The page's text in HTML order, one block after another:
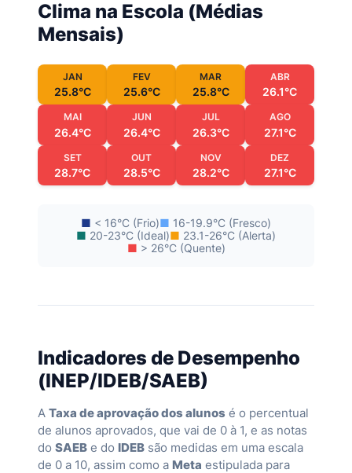
Clima na Escola (Médias
Mensais)
JAN
25.8°C
FEV
25.6°C
MAR
25.8°C
ABR
26.1°C
MAI
26.4°C
JUN
26.4°C
JUL
26.3°C
AGO
27.1°C
SET
28.7°C
OUT
28.5°C
NOV
28.2°C
DEZ
27.1°C
■ < 16°C (Frio)■ 16-19.9°C (Fresco)
■ 20-23°C (Ideal)■ 23.1-26°C (Alerta)
■ > 26°C (Quente)
Indicadores de Desempenho
(INEP/IDEB/SAEB)
A Taxa de aprovação dos alunos é o percentual
de alunos aprovados, que vai de 0 à 1, e as notas
do SAEB e do IDEB são medidas em uma escala
de 0 a 10, assim como a Meta estipulada para